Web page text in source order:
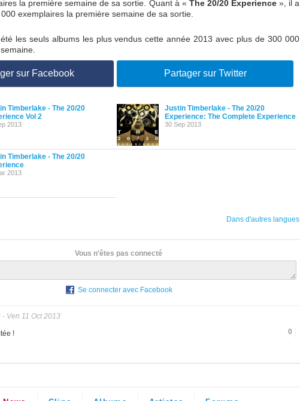
la première semaine de sa sortie. Quant à « The 20/20 Experience», il a
exemplaires la première semaine de sa sortie.
les seuls albums les plus vendus cette année 2013 avec plus de 300 000
sur Facebook Partager sur Twitter
Timberlake - The 20/20
Vol 2
2013
Justin Timberlake - The 20/20
Experience: The Complete Experience
30 Sep 2013
Timberlake - The 20/20
2013
Dans d'autres langues
Vous n'êtes pas connecté
Se connecter avec Facebook
- Ven 11 Oct 2013
0
!